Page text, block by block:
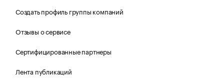
Создать профиль группы компаний
Отзывы о сервисе
Сертифицированные партнеры
Лента публикаций